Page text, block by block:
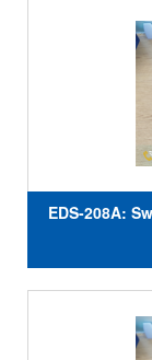
EDS-208A: